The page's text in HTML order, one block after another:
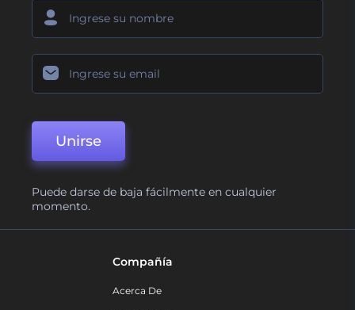
Unirse
Puede darse de baja fácilmente en cualquier
momento.
Compañía
Acerca De